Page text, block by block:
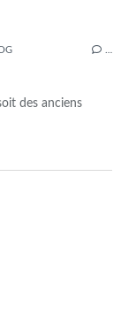
des anciens